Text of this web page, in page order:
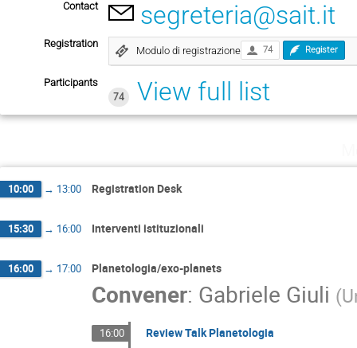
Contact segreteria@sait.it
Registration
Modulo di registrazione 74 Register
Participants
74
View full list
10:00 → 13:00 Registration Desk
15:30 → 16:00 Interventi istituzionali
16:00 → 17:00 Planetologia/exo-planets
Convener: Gabriele Giuli (
16:00 Review Talk Planetologia